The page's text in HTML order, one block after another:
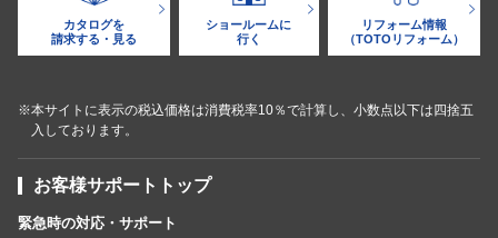
カタログを
請求する・見る
ショールームに
行く
リフォーム情報
（TOTOリフォーム）
※本サイトに表示の税込価格は消費税率10％で計算し、小数点以下は四捨五
入しております。
お客様サポートトップ
緊急時の対応・サポート